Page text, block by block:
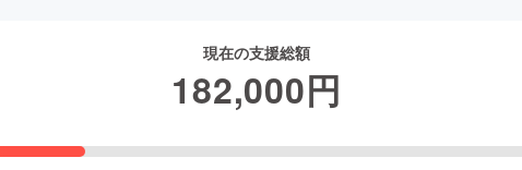
現在の支援総額
182,000円